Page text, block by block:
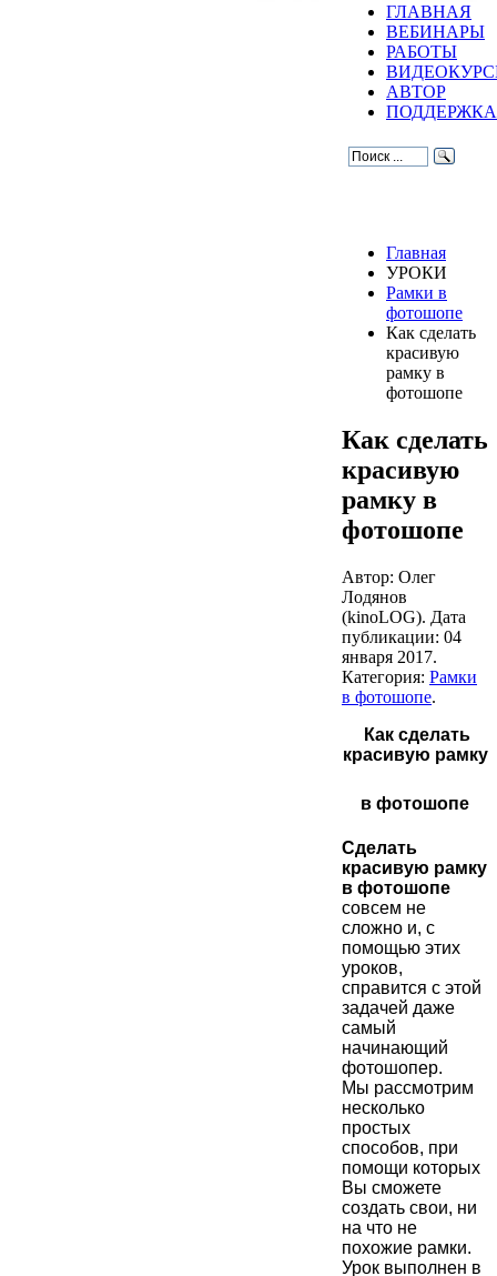
ГЛАВНАЯ
ВЕБИНАРЫ
РАБОТЫ
АВТОР
ПОДДЕРЖКА
Главная
УРОКИ
Рамки в
фотошопе
Как сделать
красивую
рамку в
фотошопе
Как сделать
красивую
рамку в
фотошопе
Автор: Олег
Лодянов
(kinoLOG). Дата
публикации: 04
января 2017.
Категория: Рамки
в фотошопе.
Как сделать
красивую рамку
в фотошопе
Сделать
красивую рамку
в фотошопе
совсем не
сложно и, с
помощью этих
уроков,
справится с этой
задачей даже
самый
начинающий
фотошопер.
Мы рассмотрим
несколько
простых
способов, при
помощи которых
Вы сможете
создать свои, ни
на что не
похожие рамки.
Урок выполнен в